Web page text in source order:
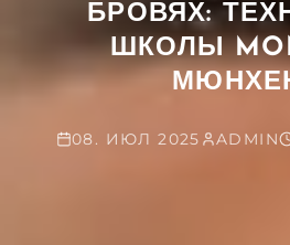
БРОВЯХ:
ШКОЛЫ
08. ИЮЛ 2025 ADMIN